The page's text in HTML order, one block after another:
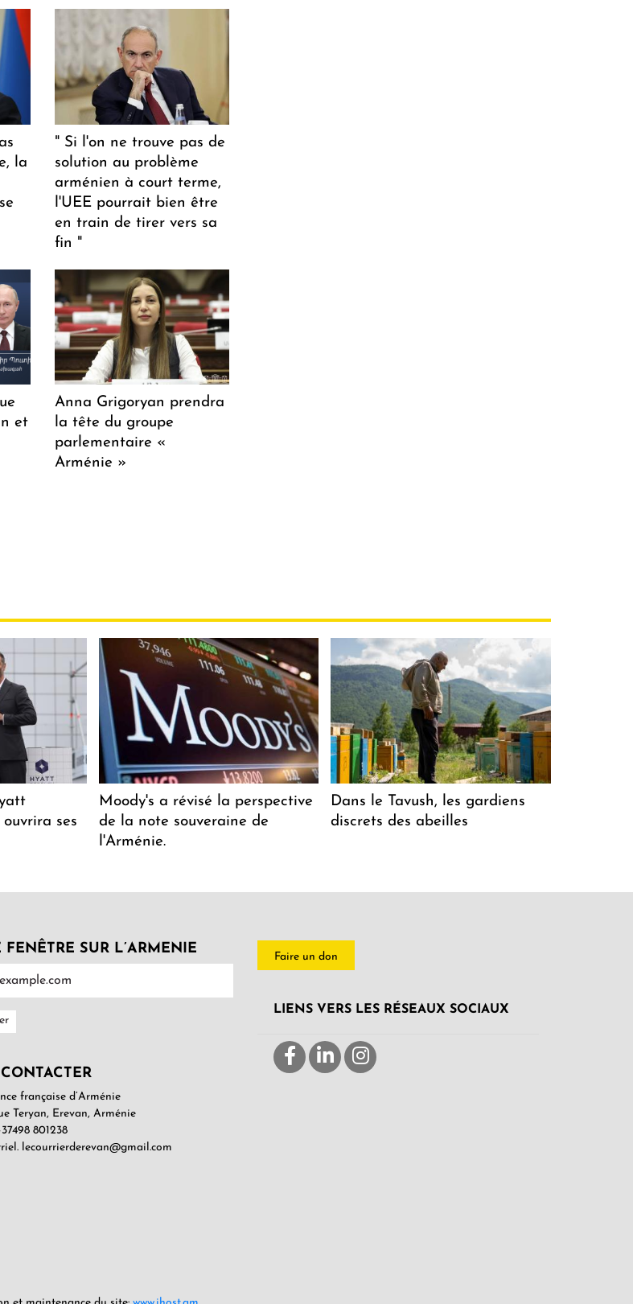
la
" Si l'on ne trouve pas de
solution au problème
arménien à court terme,
l'UEE pourrait bien être
en train de tirer vers sa
fin "
et
Anna Grigoryan prendra
la tête du groupe
parlementaire «
Arménie »
ses
Moody's a révisé la perspective
de la note souveraine de
l'Arménie.
Dans le Tavush, les gardiens
discrets des abeilles
FENÊTRE SUR L’ARMENIE
française d’Arménie
Teryan, Erevan, Arménie
801238
lecourrierderevan@gmail.com
Faire un don
LIENS VERS LES RÉSEAUX SOCIAUX